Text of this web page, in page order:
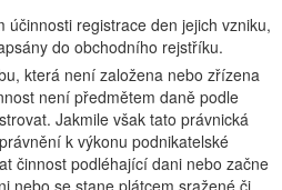
účinnosti registrace den jejich vzniku,
do obchodního rejstříku.
která není založena nebo zřízena
není předmětem daně podle
Jakmile však tato právnická
k výkonu podnikatelské
činnost podléhající dani nebo začne
nebo se stane plátcem sražené či